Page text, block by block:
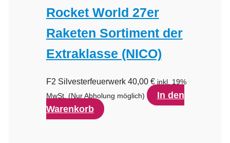
Rocket World 27er
Raketen Sortiment der
Extraklasse (NICO)
F2 Silvesterfeuerwerk 40,00 € inkl. 19%
MwSt. (Nur Abholung möglich)
In den
Warenkorb